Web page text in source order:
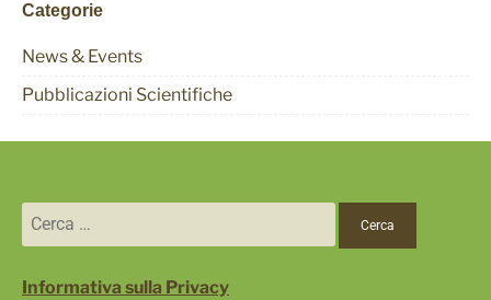
Categorie
News & Events
Pubblicazioni Scientifiche
Ricerca
per:
Informativa sulla Privacy